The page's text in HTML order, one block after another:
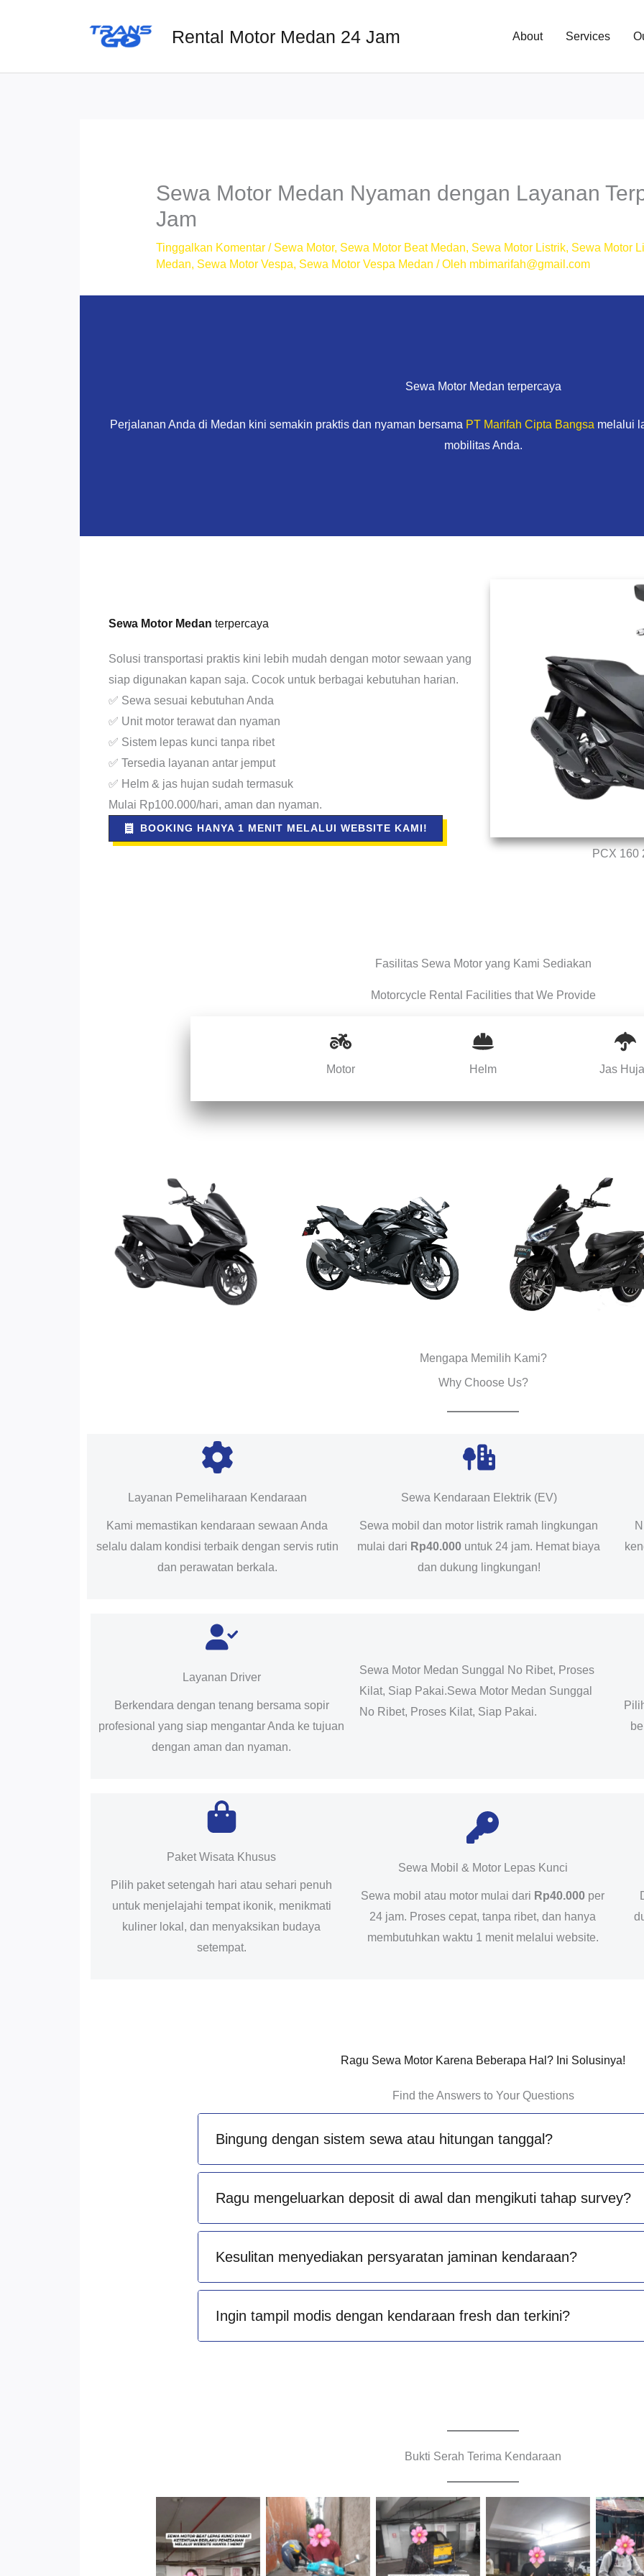
Rental Motor Medan 24 Jam About Services
Sewa Motor Medan Nyaman dengan Layanan
Jam
Tinggalkan Komentar / Sewa Motor, Sewa Motor Beat Medan, Sewa Motor Listrik, Sewa Motor
Medan, Sewa Motor Vespa, Sewa Motor Vespa Medan / Oleh mbimarifah@gmail.com
Sewa Motor Medan terpercaya
Perjalanan Anda di Medan kini semakin praktis dan nyaman bersama PT Marifah Cipta Bangsa melalui
mobilitas Anda.
Sewa Motor Medan terpercaya
Solusi transportasi praktis kini lebih mudah dengan motor sewaan yang
siap digunakan kapan saja. Cocok untuk berbagai kebutuhan harian.
✅ Sewa sesuai kebutuhan Anda
✅ Unit motor terawat dan nyaman
✅ Sistem lepas kunci tanpa ribet
✅ Tersedia layanan antar jemput
✅ Helm & jas hujan sudah termasuk
Mulai Rp100.000/hari, aman dan nyaman.
BOOKING HANYA 1 MENIT MELALUI WEBSITE KAMI!
PCX 160
Fasilitas Sewa Motor yang Kami Sediakan
Motorcycle Rental Facilities that We Provide
Motor Helm Jas
Mengapa Memilih Kami?
Why Choose Us?
Layanan Pemeliharaan Kendaraan
Kami memastikan kendaraan sewaan Anda
selalu dalam kondisi terbaik dengan servis rutin
dan perawatan berkala.
Sewa Kendaraan Elektrik (EV)
Sewa mobil dan motor listrik ramah lingkungan
mulai dari Rp40.000 untuk 24 jam. Hemat biaya
dan dukung lingkungan!
Layanan Driver
Berkendara dengan tenang bersama sopir
profesional yang siap mengantar Anda ke tujuan
dengan aman dan nyaman.
Sewa Motor Medan Sunggal No Ribet, Proses
Kilat, Siap Pakai.Sewa Motor Medan Sunggal
No Ribet, Proses Kilat, Siap Pakai.
Paket Wisata Khusus
Pilih paket setengah hari atau sehari penuh
untuk menjelajahi tempat ikonik, menikmati
kuliner lokal, dan menyaksikan budaya
setempat.
Sewa Mobil & Motor Lepas Kunci
Sewa mobil atau motor mulai dari Rp40.000 per
24 jam. Proses cepat, tanpa ribet, dan hanya
membutuhkan waktu 1 menit melalui website.
Ragu Sewa Motor Karena Beberapa Hal? Ini Solusinya!
Find the Answers to Your Questions
Bingung dengan sistem sewa atau hitungan tanggal?
Ragu mengeluarkan deposit di awal dan mengikuti tahap survey?
Kesulitan menyediakan persyaratan jaminan kendaraan?
Ingin tampil modis dengan kendaraan fresh dan terkini?
Bukti Serah Terima Kendaraan
Cityplaza
Cityplaza
Cityplaza